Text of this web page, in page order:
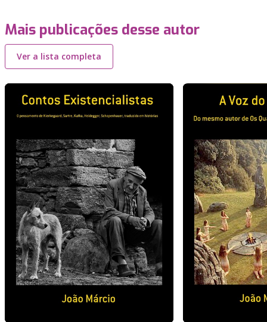
Mais publicações desse autor
Ver a lista completa